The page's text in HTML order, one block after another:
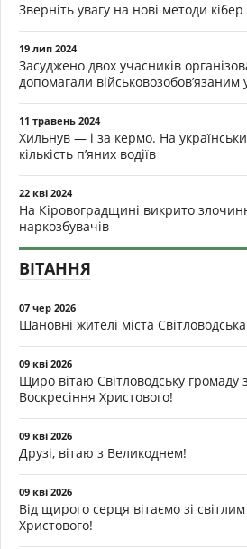
Зверніть увагу на нові методи
19 лип 2024
Засуджено двох учасників
допомагали військовозобов’язаним
11 травень 2024
Хильнув — і за кермо. На
кількість п’яних водіїв
22 кві 2024
На Кіровоградщині викрито
наркозбувачів
ВІТАННЯ
07 чер 2026
Шановні жителі міста
09 кві 2026
Щиро вітаю Світловодську
Воскресіння Христового!
09 кві 2026
Друзі, вітаю з Великоднем!
09 кві 2026
Від щирого серця вітаємо зі
Христового!